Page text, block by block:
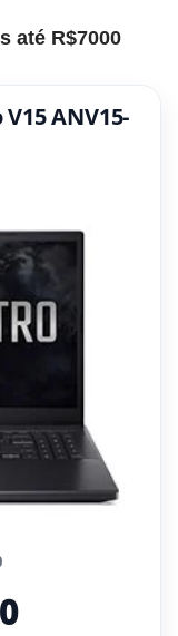
até R$7000
ANV15-